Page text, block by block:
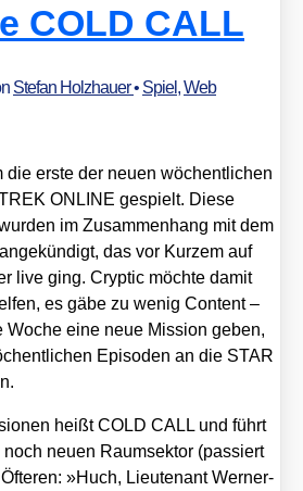
COLD CALL
Stefan Holzhauer• Spiel,Web
die ers­te der neu­en wöchent­li­chen
ONLINE gespielt. Die­se
im Zusam­men­hang mit dem
das vor Kur­zem auf
live ging. Cryp­tic möch­te damit
es gäbe zu wenig Con­tent –
Woche eine neue Mis­si­on geben,
Epi­so­den an die STAR
heißt COLD CALL und führt
neu­en Raum­sek­tor (pas­siert
»Huch, Lieu­ten­ant Wer­ner­